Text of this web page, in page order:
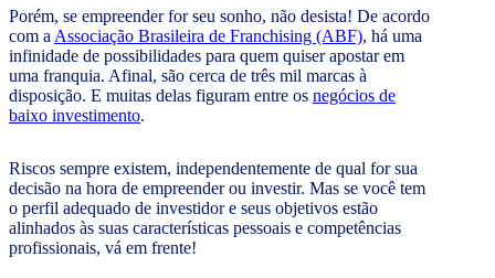
Porém, se empreender for seu sonho, não desista! De acordo
com a Associação Brasileira de Franchising (ABF), há uma
infinidade de possibilidades para quem quiser apostar em
uma franquia. Afinal, são cerca de três mil marcas à
disposição. E muitas delas figuram entre os negócios de
baixo investimento.
Riscos sempre existem, independentemente de qual for sua
decisão na hora de empreender ou investir. Mas se você tem
o perfil adequado de investidor e seus objetivos estão
alinhados às suas características pessoais e competências
profissionais, vá em frente!